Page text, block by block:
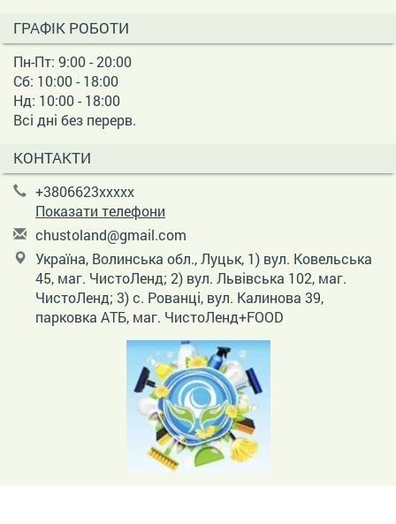
ГРАФІК РОБОТИ
Пн-Пт: 9:00 - 20:00
Сб: 10:00 - 18:00
Нд: 10:00 - 18:00
Всі дні без перерв.
КОНТАКТИ
+3806623xxxxx
Показати телефони
chustoland@gmail.com
Україна, Волинська обл., Луцьк, 1) вул. Ковельська
45, маг. ЧистоЛенд; 2) вул. Львівська 102, маг.
ЧистоЛенд; 3) с. Рованці, вул. Калинова 39,
парковка АТБ, маг. ЧистоЛенд+FOOD